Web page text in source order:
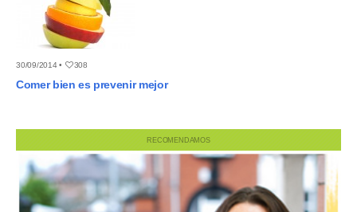
30/09/2014 • 308
Comer bien es prevenir mejor
RECOMENDAMOS